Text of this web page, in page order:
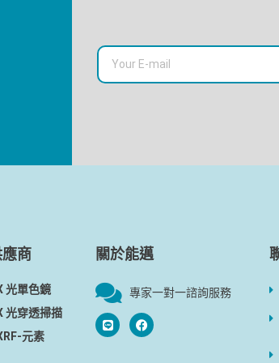
商
光單色鏡
光穿透掃描
元素
關於能邁
專家一對一諮詢服務